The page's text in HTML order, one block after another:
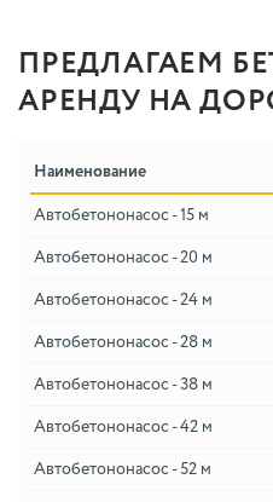
ПРЕДЛАГАЕМ
АРЕНДУ НА
Наименование
Автобетононасос - 15 м
Автобетононасос - 20 м
Автобетононасос - 24 м
Автобетононасос - 28 м
Автобетононасос - 38 м
Автобетононасос - 42 м
Автобетононасос - 52 м